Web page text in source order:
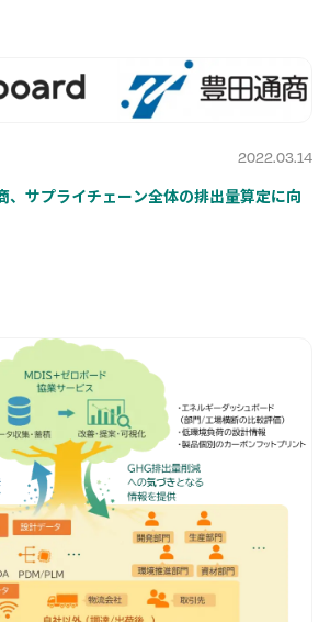
2022.03.14
、サプライチェーン全体の排出量算定に向